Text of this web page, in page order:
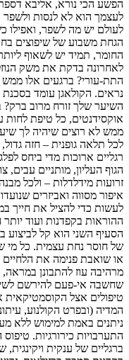
הפשע הכי נורא, אליבא
לעצמך הוא לא לנסות ולשפר
לעולם יש מה לשפר, ואפילו
הגחת משבוע של שיפוצים
החומר, תמיד יש לשאוף
לאחרונה בדקת את משק
התת-עורי? ברגעים אלו ממש
נראים. הקולאגן עומד
השיער שלך זורח מרוב
אוקסידנטים, כל טיפת לחות
ממש לא רוצים שיהיה לך
לכל תלאה גופנית – חזה
רגליים ארוכות מדי ביחס
הגוף העליון, מותניים עבים,
זרועות מידלדלות – ולכל
איפור מסווה ואביזרים
לעשות כדי להציל את חייך
ההוראות בקפדנות ועוד
הסעיף השני הוא קל לביצוע
של חוסר נחת עצמית. כל מי
או שואבת פנימה את הלחיים
מרהיבה עוז להתבונן
שחשבה אי-פעם להירשם
טיפולים אצל הקוסמטיקאית
המדיה (ובפרט הקולנוע,
ניתנים באמת למימוש ללא
התערבויות כירורגיות.
ברגליים של ענקית ויקינגית,